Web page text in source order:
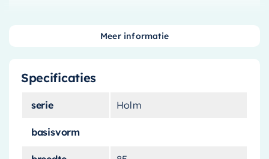
badmoment met dit stijlvolle vrijstaande bad
Mondiaz
ruimte om achterover te leunen en te
Specificaties
serie Holm
basisvorm
Meer informatie